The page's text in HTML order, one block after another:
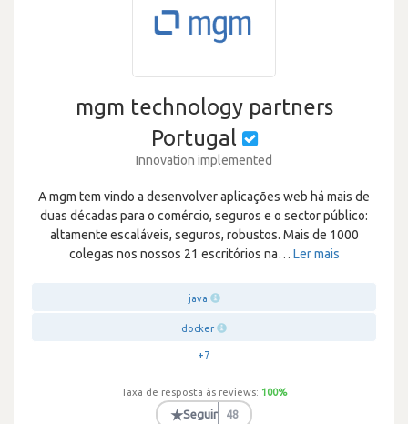
mgm technology partners
Portugal
Innovation implemented
A mgm tem vindo a desenvolver aplicações web há mais de
duas décadas para o comércio, seguros e o sector público:
altamente escaláveis, seguros, robustos. Mais de 1000
colegas nos nossos 21 escritórios na… Ler mais
java
docker
+7
Taxa de resposta às reviews: 100%
★Seguir 48